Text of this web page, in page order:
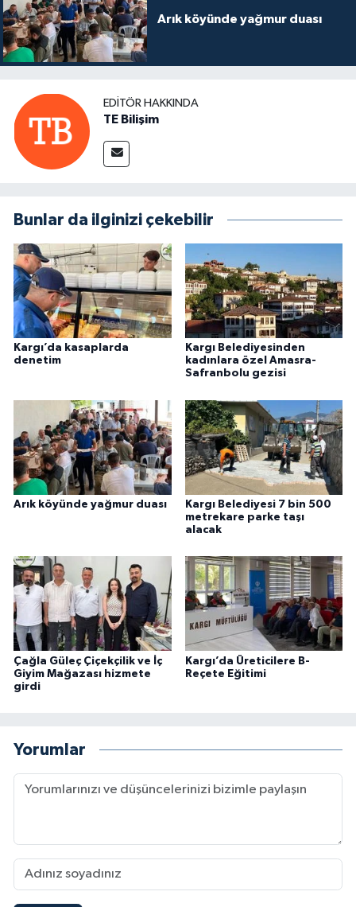
Arık köyünde yağmur duası
EDITÖR HAKKINDA
TE Bilişim
Bunlar da ilginizi çekebilir
Kargı’da kasaplarda
denetim
Kargı Belediyesinden
kadınlara özel Amasra-
Safranbolu gezisi
Arık köyünde yağmur duası
Kargı Belediyesi 7 bin 500
metrekare parke taşı
alacak
Çağla Güleç Çiçekçilik ve İç
Giyim Mağazası hizmete
girdi
Kargı’da Üreticilere B-
Reçete Eğitimi
Yorumlar